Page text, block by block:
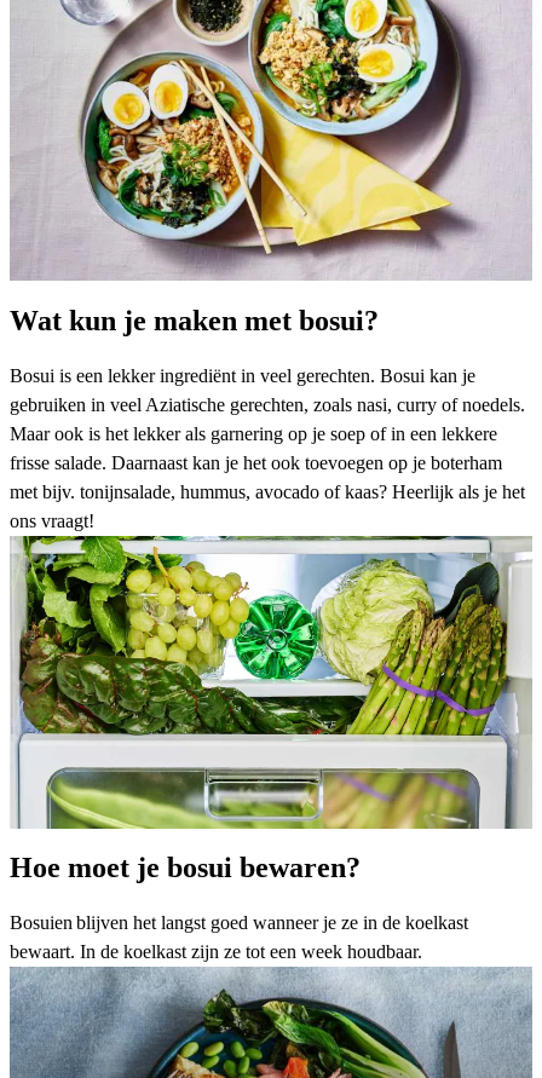
Wat kun je maken met bosui?
Bosui is een lekker ingrediënt in veel gerechten. Bosui kan je
gebruiken in veel Aziatische gerechten, zoals nasi, curry of noedels.
Maar ook is het lekker als garnering op je soep of in een lekkere
frisse salade. Daarnaast kan je het ook toevoegen op je boterham
met bijv. tonijnsalade, hummus, avocado of kaas? Heerlijk als je het
ons vraagt!
Hoe moet je bosui bewaren?
Bosuien blijven het langst goed wanneer je ze in de koelkast
bewaart. In de koelkast zijn ze tot een week houdbaar.